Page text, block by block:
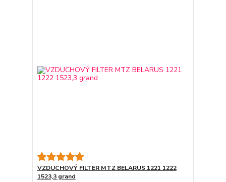
VZDUCHOVÝ FILTER MTZ BELARUS 1221 1222
1523,3 grand